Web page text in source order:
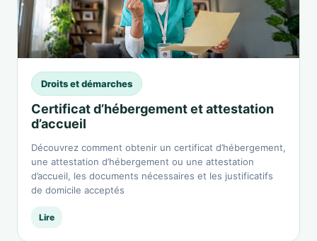
Droits et démarches
Certificat d’hébergement et attestation
d’accueil
Découvrez comment obtenir un certificat d’hébergement,
une attestation d’hébergement ou une attestation
d’accueil, les documents nécessaires et les justificatifs
de domicile acceptés
Lire